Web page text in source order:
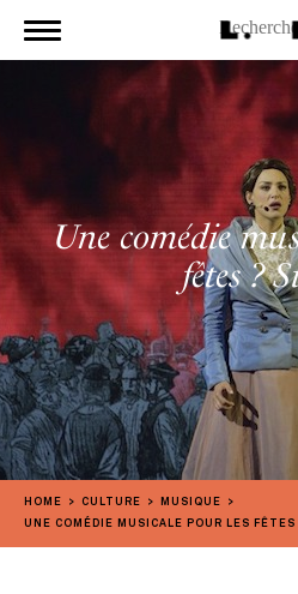
Une comédie
fêtes ?
HOME CULTURE
MUSIQUE
UNE COMÉDIE MUSICALE POUR LES